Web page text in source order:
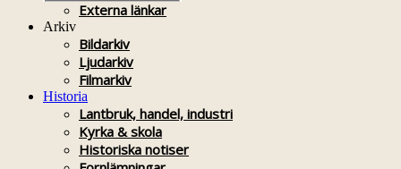
Externa länkar
Arkiv
Bildarkiv
Ljudarkiv
Filmarkiv
Historia
Lantbruk, handel, industri
Kyrka & skola
Historiska notiser